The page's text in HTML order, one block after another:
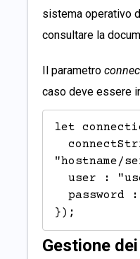
sistema operativo
consultare la
Il parametro
caso deve essere
let
"hostname/
user :
password :
});
Gestione